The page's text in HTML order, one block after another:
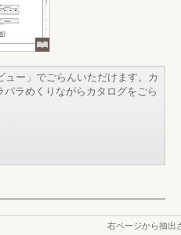
ュー」でごらんいただけます。カ
ラめくりながらカタログをごら
右ページから抽出